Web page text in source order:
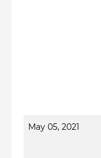
May 05, 2021